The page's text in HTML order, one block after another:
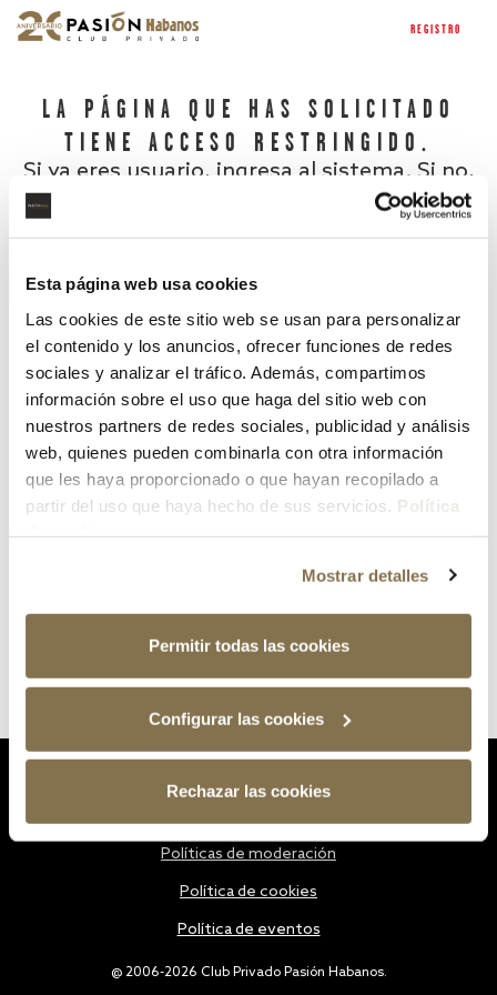
Esta página web usa cookies
Las cookies de este sitio web se usan para personalizar
el contenido y los anuncios, ofrecer funciones de redes
sociales y analizar el tráfico. Además, compartimos
información sobre el uso que haga del sitio web con
nuestros partners de redes sociales, publicidad y análisis
web, quienes pueden combinarla con otra información
que les haya proporcionado o que hayan recopilado a
partir del uso que haya hecho de sus servicios. Política
Mostrar detalles
Permitir todas las cookies
Configurar las cookies
Rechazar las cookies
REGISTRO
LA PÁGINA QUE HAS SOLICITADO
TIENE ACCESO RESTRINGIDO.
Si ya eres usuario, ingresa al sistema. Si no,
¿Has olvidado tu contraseña?
@ 2006-2026 Club Privado Pasión Habanos.
Políticas de moderación
Política de cookies
Política de eventos